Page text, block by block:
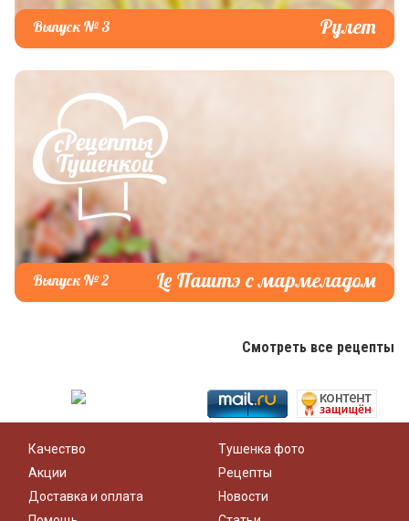
Выпуск № 3 Рулет
Выпуск № 2 Le Паштэ с мармеладом
Смотреть все рецепты
Качество
Акции
Доставка и оплата
Тушенка фото
Рецепты
Новости